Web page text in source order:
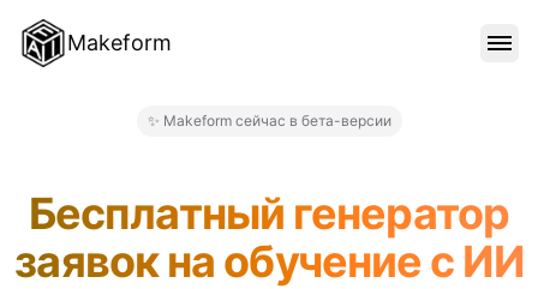
Makeform
БЛОГ
✨ Makeform сейчас в бета-версии
Бесплатный генератор
заявок на обучение с ИИ